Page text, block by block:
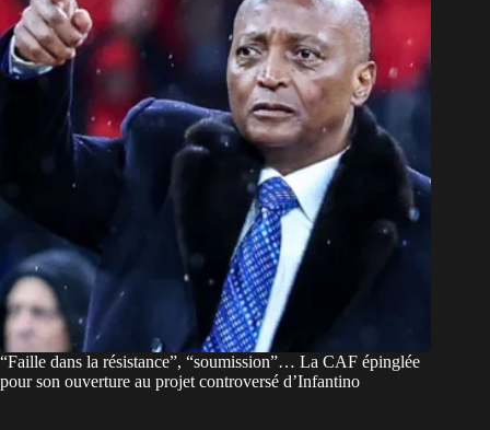
“Faille dans la résistance”, “soumission”… La CAF épinglée
pour son ouverture au projet controversé d’Infantino